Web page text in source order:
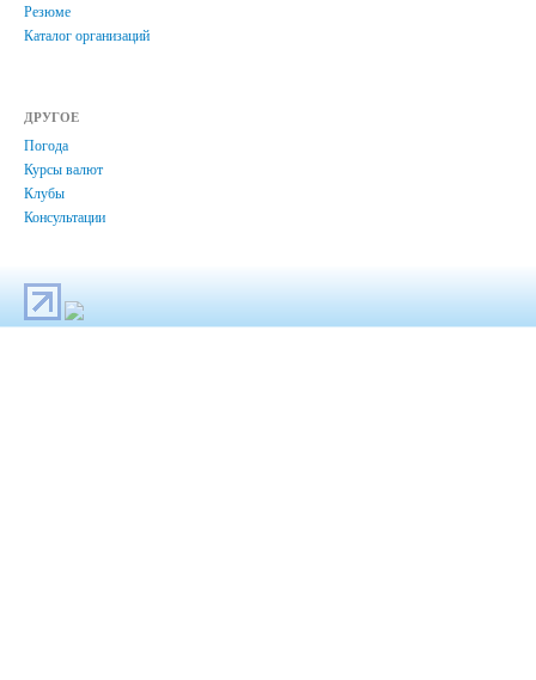
Резюме
Каталог организаций
ДРУГОЕ
Погода
Курсы валют
Клубы
Консультации